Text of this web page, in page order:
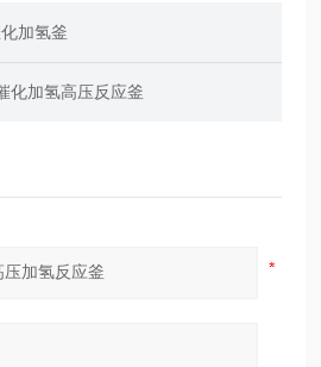
加氢釜
化加氢高压反应釜